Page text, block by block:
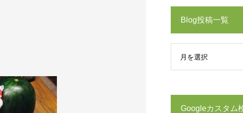
Blog投稿一覧
月を選択
Googleカスタム